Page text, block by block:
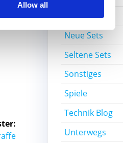
Allow all
Nerd-Wissen
Neue Sets
Seltene Sets
Sonstiges
Spiele
Technik Blog
Unterwegs